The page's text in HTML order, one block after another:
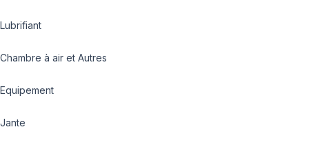
Lubrifiant
Chambre à air et Autres
Equipement
Jante